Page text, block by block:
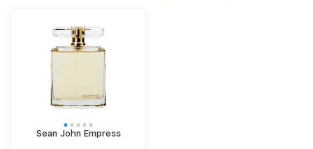
Sean John Empress